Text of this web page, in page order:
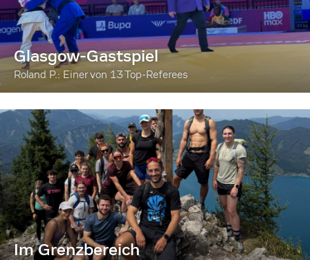
Glasgow-Gastspiel
Roland P.: Einer von 13 Top-Referees
Im Grenzbereich